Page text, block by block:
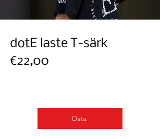
dotE laste T-särk
€22,00
Osta